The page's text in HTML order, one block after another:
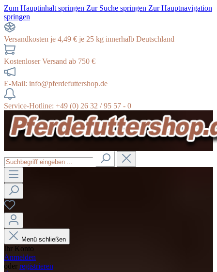
Zum Hauptinhalt springen Zur Suche springen Zur Hauptnavigation
springen
Versandkosten je 4,49 € je 25 kg innerhalb Deutschland
Kostenloser Versand ab 750 €
E-Mail: info@pferdefuttershop.de
Service-Hotline: +49 (0) 26 32 / 95 57 - 0
Menü schließen
Ihr Konto
Anmelden
oder registrieren